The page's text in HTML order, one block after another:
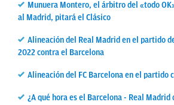
FICHAJES
FEMENINO
PAPARAZZI
OKDIARIO
Munuera Montero, el árbitro del «todo
al Madrid, pitará el Clásico
Alineación del Real Madrid en el partido
2022 contra el Barcelona
Alineación del FC Barcelona en el partido
¿A qué hora es el Barcelona - Real Madrid